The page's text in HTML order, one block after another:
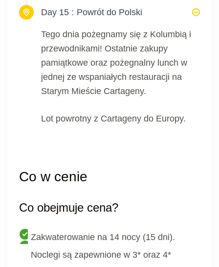
Day 15 : Powrót do Polski
Tego dnia pożegnamy się z Kolumbią i
przewodnikami! Ostatnie zakupy
pamiątkowe oraz pożegnalny lunch w
jednej ze wspaniałych restauracji na
Starym Mieście Cartageny.
Lot powrotny z Cartageny do Europy.
Co w cenie
Co obejmuje cena?
Zakwaterowanie na 14 nocy (15 dni).
Noclegi są zapewnione w 3* oraz 4*